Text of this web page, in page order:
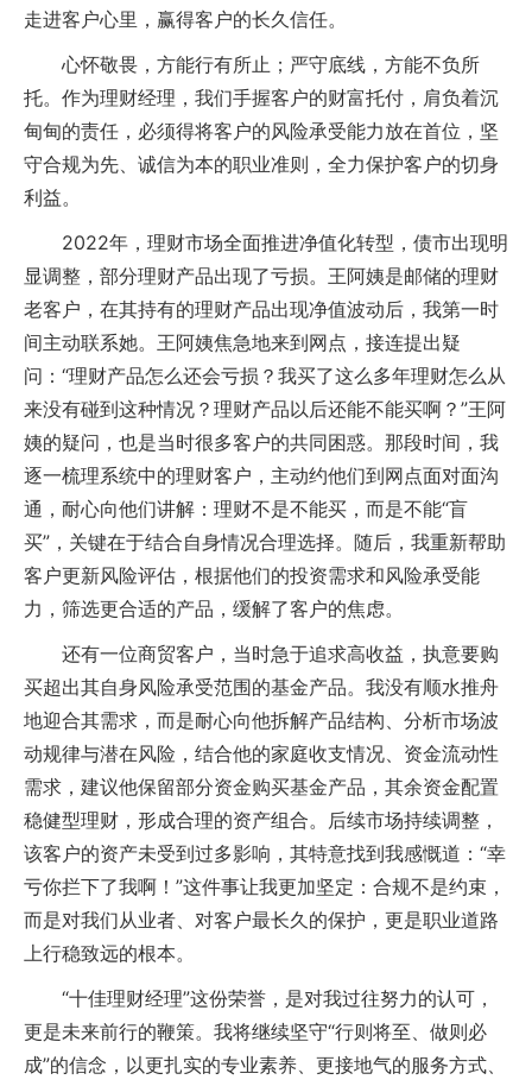
走进客户心里，赢得客户的长久信任。
心怀敬畏，方能行有所止；严守底线，方能不负所
托。作为理财经理，我们手握客户的财富托付，肩负着沉
甸甸的责任，必须得将客户的风险承受能力放在首位，坚
守合规为先、诚信为本的职业准则，全力保护客户的切身
利益。
2022年，理财市场全面推进净值化转型，债市出现明
显调整，部分理财产品出现了亏损。王阿姨是邮储的理财
老客户，在其持有的理财产品出现净值波动后，我第一时
间主动联系她。王阿姨焦急地来到网点，接连提出疑
问：“理财产品怎么还会亏损？我买了这么多年理财怎么从
来没有碰到这种情况？理财产品以后还能不能买啊？”王阿
姨的疑问，也是当时很多客户的共同困惑。那段时间，我
逐一梳理系统中的理财客户，主动约他们到网点面对面沟
通，耐心向他们讲解：理财不是不能买，而是不能“盲
买”，关键在于结合自身情况合理选择。随后，我重新帮助
客户更新风险评估，根据他们的投资需求和风险承受能
力，筛选更合适的产品，缓解了客户的焦虑。
还有一位商贸客户，当时急于追求高收益，执意要购
买超出其自身风险承受范围的基金产品。我没有顺水推舟
地迎合其需求，而是耐心向他拆解产品结构、分析市场波
动规律与潜在风险，结合他的家庭收支情况、资金流动性
需求，建议他保留部分资金购买基金产品，其余资金配置
稳健型理财，形成合理的资产组合。后续市场持续调整，
该客户的资产未受到过多影响，其特意找到我感慨道：“幸
亏你拦下了我啊！”这件事让我更加坚定：合规不是约束，
而是对我们从业者、对客户最长久的保护，更是职业道路
上行稳致远的根本。
“十佳理财经理”这份荣誉，是对我过往努力的认可，
更是未来前行的鞭策。我将继续坚守“行则将至、做则必
成”的信念，以更扎实的专业素养、更接地气的服务方式、